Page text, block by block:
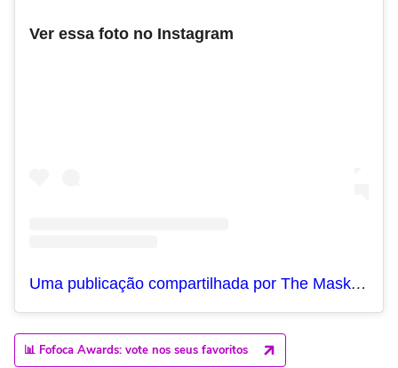
Ver essa foto no Instagram
Uma publicação compartilhada por The Masked Singer Brasil (@maskedsingerbr)
📊 Fofoca Awards: vote nos seus favoritos